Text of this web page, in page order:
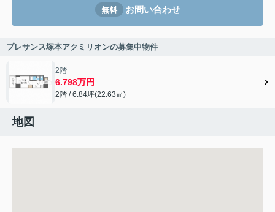
無料 お問い合わせ
プレサンス塚本アクミリオンの募集中物件
2階
6.798万円
2階 / 6.84坪(22.63㎡)
地図